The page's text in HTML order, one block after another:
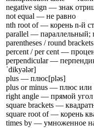
negative sign — знак
not equal — не равно
nth root of — корень n-й
parallel — параллельный;
parentheses / round
percent / per cent —
perpendicular —
ˈdikyələr]
plus — плюс[pləs]
plus or minus — плюс или
right angle — прямой угол
square brackets —
square root of — корень
times by — умноженное